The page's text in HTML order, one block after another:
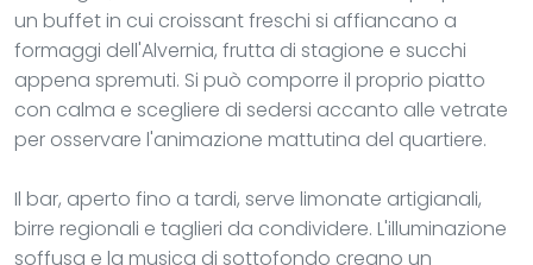
un buffet in cui croissant freschi si affiancano a
formaggi dell'Alvernia, frutta di stagione e succhi
appena spremuti. Si può comporre il proprio piatto
con calma e scegliere di sedersi accanto alle vetrate
per osservare l'animazione mattutina del quartiere.
Il bar, aperto fino a tardi, serve limonate artigianali,
birre regionali e taglieri da condividere. L'illuminazione
soffusa e la musica di sottofondo creano un